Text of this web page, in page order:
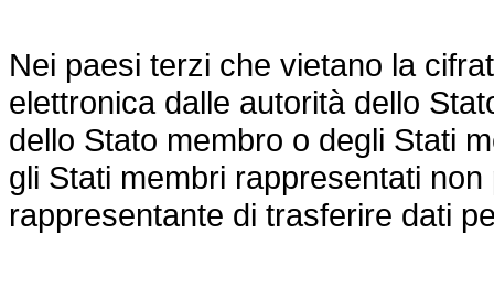
Nei paesi terzi che vietano la
elettronica dalle autorità dello
dello Stato membro o degli Stati
gli Stati membri rappresentati
rappresentante di trasferire dati